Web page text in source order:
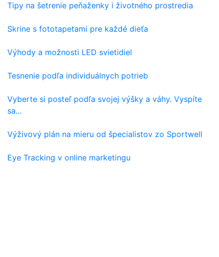
Tipy na šetrenie peňaženky i životného prostredia
Skrine s fototapetami pre každé dieťa
Výhody a možnosti LED svietidiel
Tesnenie podľa individuálnych potrieb
Vyberte si posteľ podľa svojej výšky a váhy. Vyspíte
sa...
Výživový plán na mieru od špecialistov zo Sportwell
Eye Tracking v online marketingu